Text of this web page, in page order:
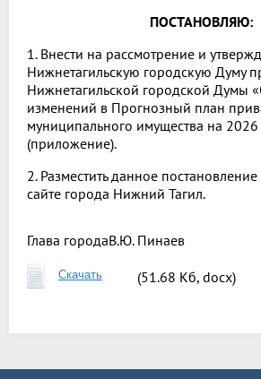
ПОСТАНОВЛЯЮ:
1. Внести на рассмотрение и
Нижнетагильскую городскую Думу
Нижнетагильской городской Думы
изменений в Прогнозный план
муниципального имущества на 2026
(приложение).
2. Разместить данное
сайте города Нижний Тагил.
Глава городаВ.Ю. Пинаев
Скачать (51.68 Кб, docx)